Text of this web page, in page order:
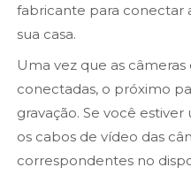
fabricante para conectar
sua casa.
Uma vez que as
conectadas, o próximo
gravação. Se você
os cabos de vídeo das
correspondentes no